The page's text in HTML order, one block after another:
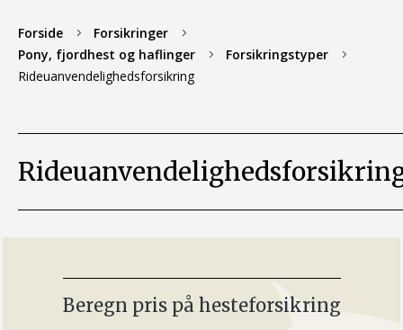
Forside
Forsikringer
Pony, fjordhest og haflinger
Forsikringstyper
Rideuanvendelighedsforsikring
Beregn pris på hesteforsikring